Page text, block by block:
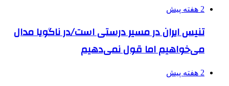
2 هفته پیش
تنیس ایران در مسیر درستی است/در ناگویا مدال
می‌خواهیم اما قول نمی‌دهیم
2 هفته پیش